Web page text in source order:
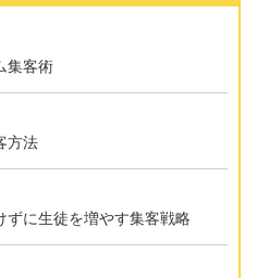
集客術
方法
ずに生徒を増やす集客戦略